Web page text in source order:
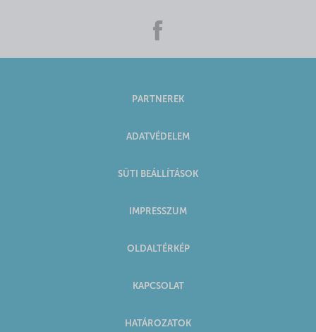
PARTNEREK
ADATVÉDELEM
SÜTI BEÁLLÍTÁSOK
IMPRESSZUM
OLDALTÉRKÉP
KAPCSOLAT
HATÁROZATOK